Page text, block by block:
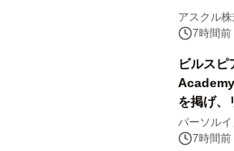
アスクル
7時間前
ビルスピ
を掲げ、
パーソル
7時間前